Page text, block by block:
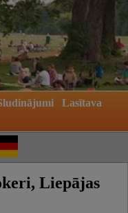
Lasītava
Liepājas